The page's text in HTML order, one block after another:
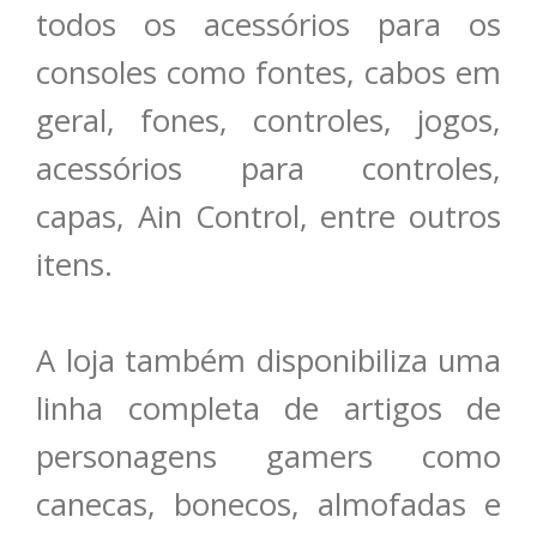
todos os acessórios para os
consoles como fontes, cabos em
geral, fones, controles, jogos,
acessórios para controles,
capas, Ain Control, entre outros
itens.
A loja também disponibiliza uma
linha completa de artigos de
personagens gamers como
canecas, bonecos, almofadas e